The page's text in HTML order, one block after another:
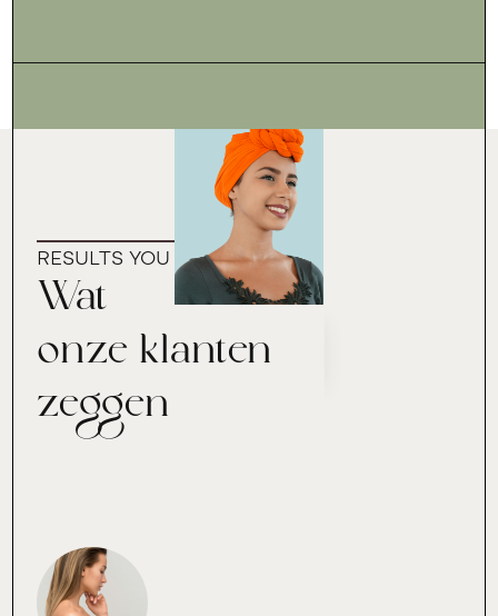
RESULTS YOU CAN TRUST
Wat
onze klanten
zeggen